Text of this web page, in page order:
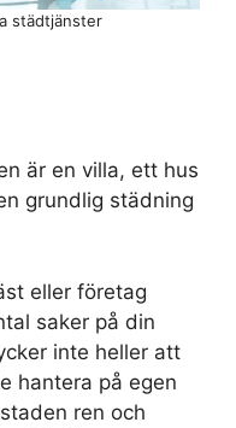
städtjänster
är en villa, ett hus
grundlig städning
eller företag
saker på din
inte heller att
hantera på egen
ren och